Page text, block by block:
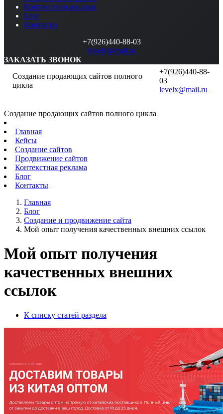
Контекстная реклама
Блог
Контакты
+7(926)440-88-03
levelx@mail.ru
ЗАКАЗАТЬ ЗВОНОК
Создание продающих сайтов полного
цикла
+7(926)440-88-
03
levelx@mail.ru
Создание продающих сайтов полного цикла
Главная
Кейсы
Создание сайтов
Продвижение сайтов
Контекстная реклама
Блог
Контакты
Главная
Блог
Создание и продвижение сайта
Мой опыт получения качественных внешних ссылок
Мой опыт получения
качественных внешних
ссылок
К списку статей раздела